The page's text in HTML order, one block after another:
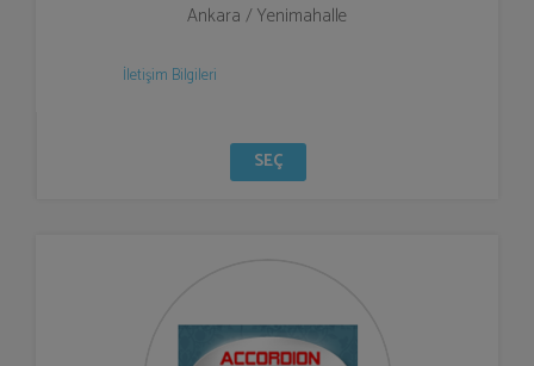
Ankara / Yenimahalle
İletişim Bilgileri
SEÇ